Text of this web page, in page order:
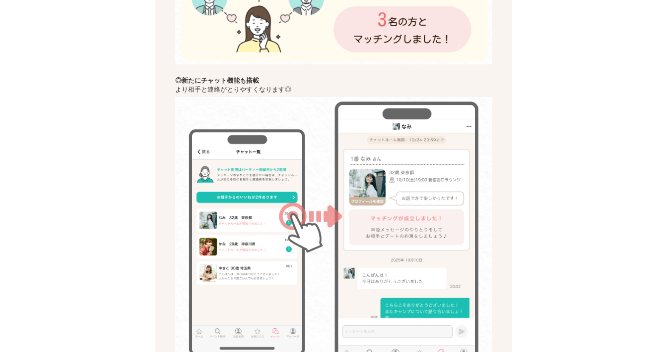
◎新たにチャット機能も搭載
より相手と連絡がとりやすくなります◎